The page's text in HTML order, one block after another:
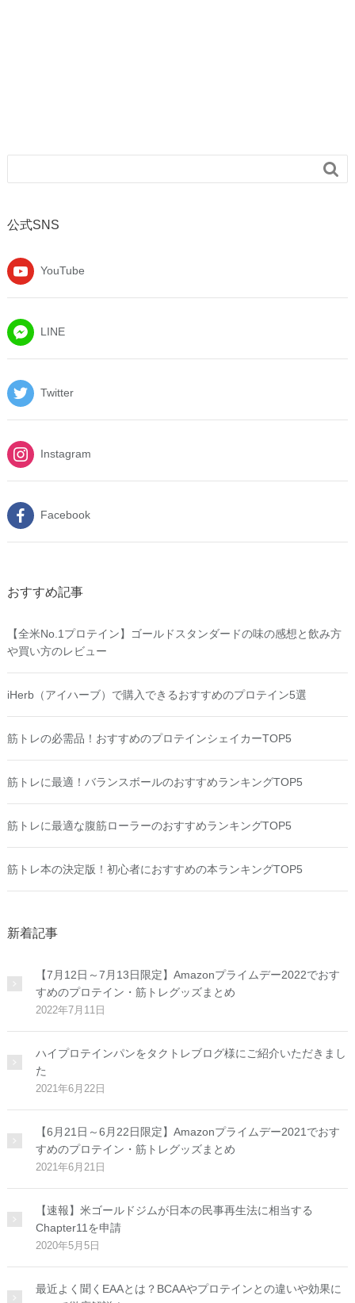

公式SNS
YouTube
LINE
Twitter
Instagram
Facebook
おすすめ記事
【全米No.1プロテイン】ゴールドスタンダードの味の感想と飲み方
や買い方のレビュー
iHerb（アイハーブ）で購入できるおすすめのプロテイン5選
筋トレの必需品！おすすめのプロテインシェイカーTOP5
筋トレに最適！バランスボールのおすすめランキングTOP5
筋トレに最適な腹筋ローラーのおすすめランキングTOP5
筋トレ本の決定版！初心者におすすめの本ランキングTOP5
新着記事
【7月12日～7月13日限定】Amazonプライムデー2022でおす
すめのプロテイン・筋トレグッズまとめ
2022年7月11日
ハイプロテインパンをタクトレブログ様にご紹介いただきまし
た
2021年6月22日
【6月21日～6月22日限定】Amazonプライムデー2021でおす
すめのプロテイン・筋トレグッズまとめ
2021年6月21日
【速報】米ゴールドジムが日本の民事再生法に相当する
Chapter11を申請
2020年5月5日
最近よく聞くEAAとは？BCAAやプロテインとの違いや効果に